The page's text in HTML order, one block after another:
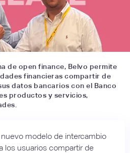
de open finance, Belvo permite
financieras compartir de
datos bancarios con el Banco
productos y servicios,
modelo de intercambio
los usuarios compartir de